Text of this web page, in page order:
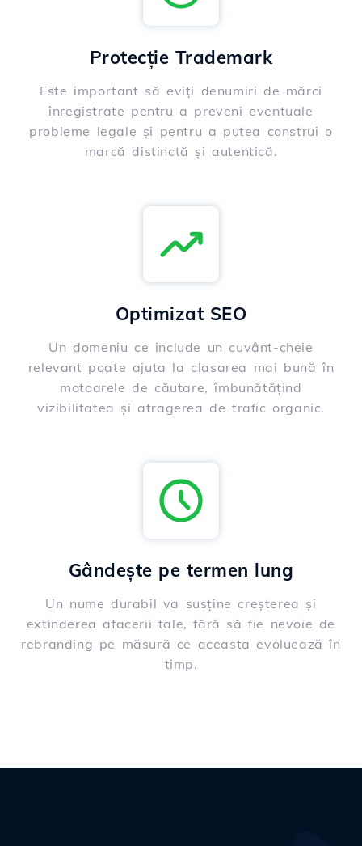
Protecție Trademark
Este important să eviți denumiri de mărci
înregistrate pentru a preveni eventuale
probleme legale și pentru a putea construi o
marcă distinctă și autentică.
Optimizat SEO
Un domeniu ce include un cuvânt-cheie
relevant poate ajuta la clasarea mai bună în
motoarele de căutare, îmbunătățind
vizibilitatea și atragerea de trafic organic.
Gândește pe termen lung
Un nume durabil va susține creșterea și
extinderea afacerii tale, fără să fie nevoie de
rebranding pe măsură ce aceasta evoluează în
timp.